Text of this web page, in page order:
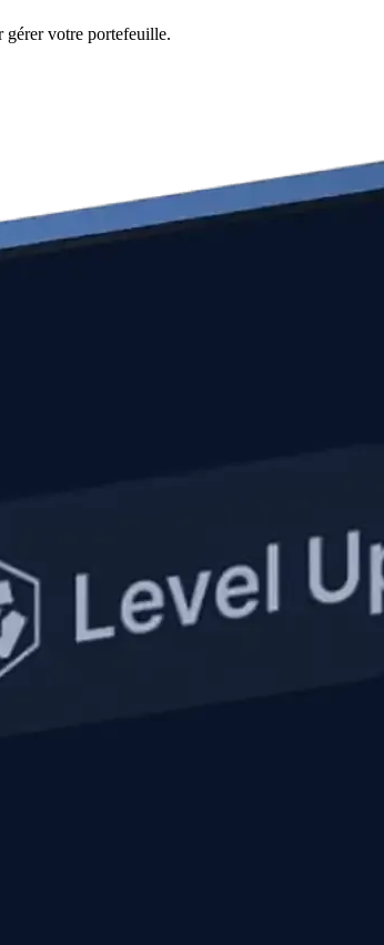
votre portefeuille.